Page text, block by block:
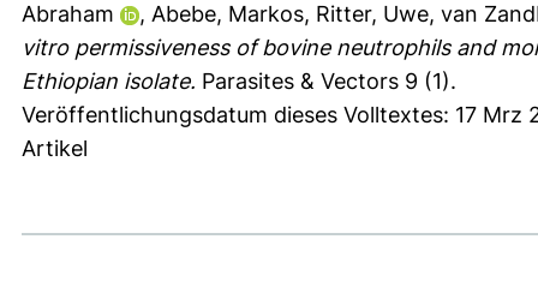
Abraham
, Abebe, Markos, Ritter, Uwe, van
vitro permissiveness of bovine neutrophils and
Ethiopian isolate. Parasites & Vectors 9 (1).
Veröffentlichungsdatum dieses Volltextes: 17 Mrz
Artikel